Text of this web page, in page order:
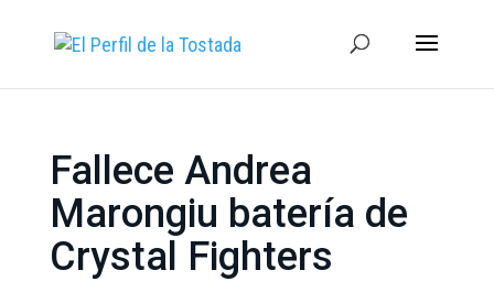
Fallece Andrea
Marongiu batería de
Crystal Fighters